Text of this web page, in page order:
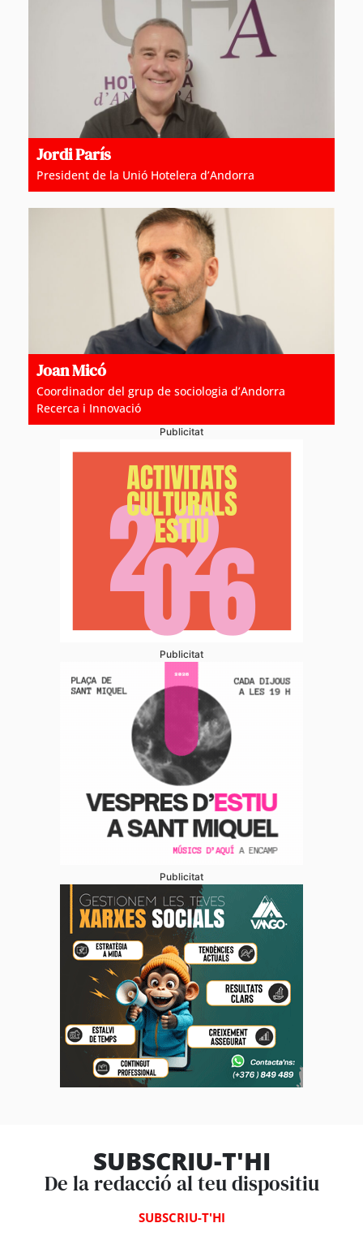
Jordi París
President de la Unió Hotelera d’Andorra
Joan Micó
Coordinador del grup de sociologia d’Andorra
Recerca i Innovació
Publicitat
Publicitat
Publicitat
SUBSCRIU-T'HI
De la redacció al teu dispositiu
SUBSCRIU-T'HI